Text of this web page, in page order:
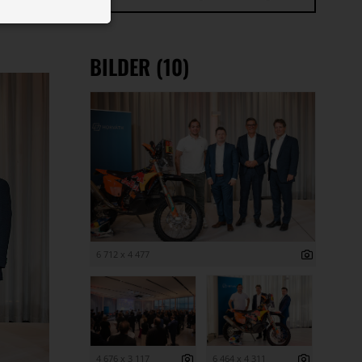
BILDER (10)
6 712 x 4 477
4 676 x 3 117 6 464 x 4 311
der
auf Ihrem